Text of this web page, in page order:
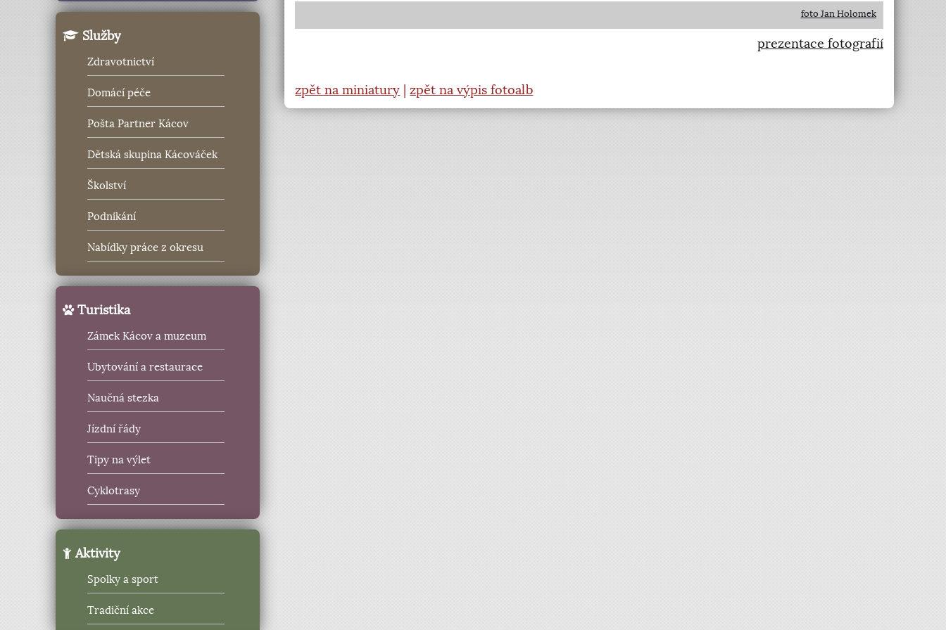
Služby
Zdravotnictví
Domácí péče
Pošta Partner Kácov
Dětská skupina Kácováček
Školství
Podnikání
Nabídky práce z okresu
Turistika
Zámek Kácov a muzeum
Ubytování a restaurace
Naučná stezka
Jízdní řády
Tipy na výlet
Cyklotrasy
Aktivity
Spolky a sport
Tradiční akce
foto Jan Holomek
prezentace fotografií
zpět na miniatury |zpět na výpis fotoalb